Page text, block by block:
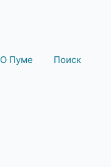
О Пуме Поиск